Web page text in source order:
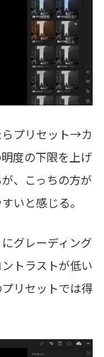
プリセット→カ
度の下限を上げ
、こっちの方が
いと感じる。
グレーディング
トラストが低い
リセットでは得